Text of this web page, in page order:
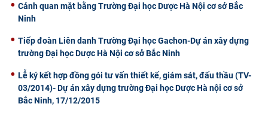
Cảnh quan mặt bằng Trường Đại học Dược Hà Nội cơ sở Bắc
Ninh
Tiếp đoàn Liên danh Trường Đại học Gachon-Dự án xây dựng
trường Đại học Dược Hà Nội cơ sở Bắc Ninh
Lễ ký kết hợp đồng gói tư vấn thiết kế, giám sát, đấu thầu (TV-
03/2014)- Dự án xây dựng trường Đại học Dược Hà nội cơ sở
Bắc Ninh, 17/12/2015